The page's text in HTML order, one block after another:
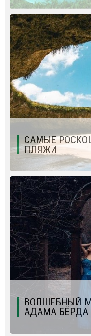
САМЫЕ
ПЛЯЖИ
ВОЛШЕБНЫЙ
АДАМА БЁРДА